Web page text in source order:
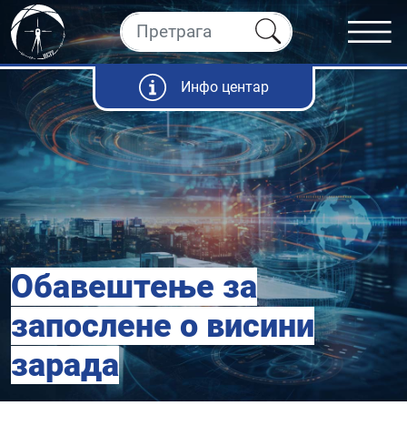
Инфо центар
Обавештење за
запослене о висини
зарада